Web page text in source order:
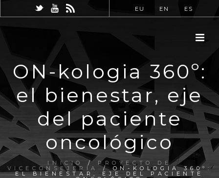
EU EN ES
ON-kologia 360º:
el bienestar, eje
del paciente
oncológico
INICIO / PROYECTO DE
VICECONSEJERÍA / ON-KOLOGIA 360º:
EL BIENESTAR, EJE DEL PACIENTE